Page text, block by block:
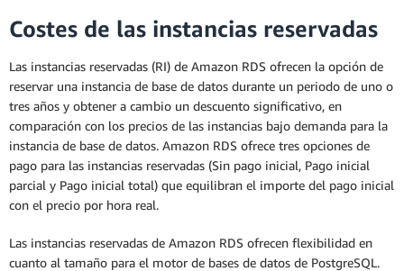
Costes de las instancias reservadas
Las instancias reservadas (RI) de Amazon RDS ofrecen la opción de
reservar una instancia de base de datos durante un periodo de uno o
tres años y obtener a cambio un descuento significativo, en
comparación con los precios de las instancias bajo demanda para la
instancia de base de datos. Amazon RDS ofrece tres opciones de
pago para las instancias reservadas (Sin pago inicial, Pago inicial
parcial y Pago inicial total) que equilibran el importe del pago inicial
con el precio por hora real.
Las instancias reservadas de Amazon RDS ofrecen flexibilidad en
cuanto al tamaño para el motor de bases de datos de PostgreSQL.